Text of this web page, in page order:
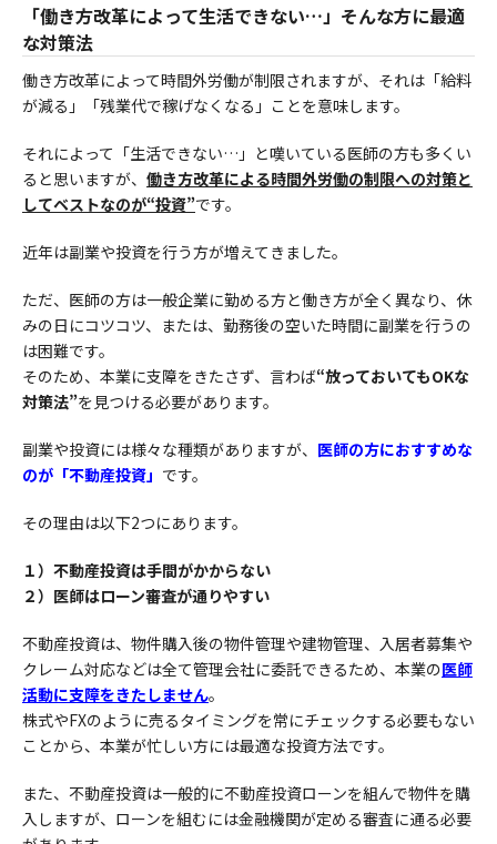
「働き方改革によって生活できない…」そんな方に最適
な対策法
働き方改革によって時間外労働が制限されますが、それは「給料
が減る」「残業代で稼げなくなる」ことを意味します。
それによって「生活できない…」と嘆いている医師の方も多くい
ると思いますが、 働き方改革による時間外労働の制限への対策と
してベストなのが“投資”です。
近年は副業や投資を行う方が増えてきました。
ただ、医師の方は一般企業に勤める方と働き方が全く異なり、休
みの日にコツコツ、または、勤務後の空いた時間に副業を行うの
は困難です。
そのため、本業に支障をきたさず、言わば“放っておいてもOKな
対策法”を見つける必要があります。
副業や投資には様々な種類がありますが、 医師の方におすすめな
のが「不動産投資」 です。
その理由は以下2つにあります。
１）不動産投資は手間がかからない
２）医師はローン審査が通りやすい
不動産投資は、物件購入後の物件管理や建物管理、入居者募集や
クレーム対応などは全て管理会社に委託できるため、本業の医師
活動に支障をきたしません。
株式やFXのように売るタイミングを常にチェックする必要もない
ことから、本業が忙しい方には最適な投資方法です。
また、不動産投資は一般的に不動産投資ローンを組んで物件を購
入しますが、ローンを組むには金融機関が定める審査に通る必要